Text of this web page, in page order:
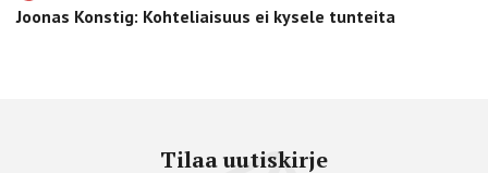
Joonas Konstig: Kohteliaisuus ei kysele tunteita
Tilaa uutiskirje